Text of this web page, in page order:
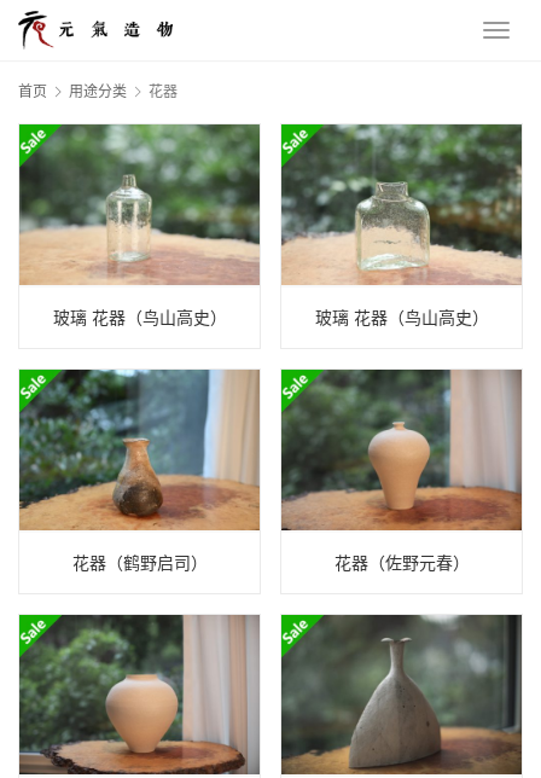
首页 用途分类 花器
玻璃 花器（鸟山高史） 玻璃 花器（鸟山高史）
花器（鹤野启司） 花器（佐野元春）